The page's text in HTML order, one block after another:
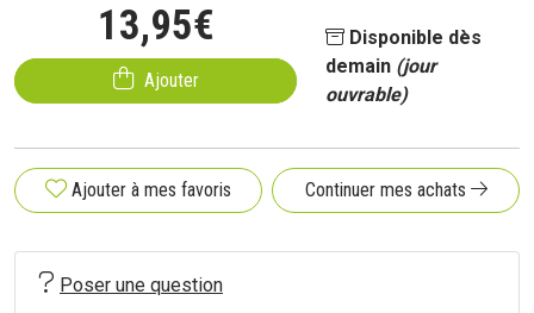
13,95€
Ajouter
Disponible dès
demain (jour
ouvrable)
Ajouter à mes favoris Continuer mes achats
Poser une question